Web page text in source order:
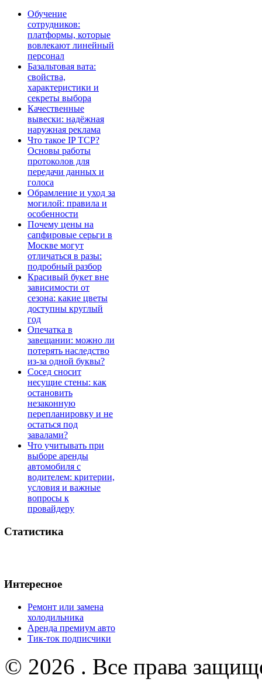
Обучение
сотрудников:
платформы, которые
вовлекают линейный
персонал
Базальтовая вата:
свойства,
характеристики и
секреты выбора
Качественные
вывески: надёжная
наружная реклама
Что такое IP TCP?
Основы работы
протоколов для
передачи данных и
голоса
Обрамление и уход за
могилой: правила и
особенности
Почему цены на
сапфировые серьги в
Москве могут
отличаться в разы:
подробный разбор
Красивый букет вне
зависимости от
сезона: какие цветы
доступны круглый
год
Опечатка в
завещании: можно ли
потерять наследство
из-за одной буквы?
Сосед сносит
несущие стены: как
остановить
незаконную
перепланировку и не
остаться под
завалами?
Что учитывать при
выборе аренды
автомобиля с
водителем: критерии,
условия и важные
вопросы к
провайдеру
Статистика
Интересное
Ремонт или замена
холодильника
Аренда премиум авто
Тик-ток подписчики
© 2026 . Все права